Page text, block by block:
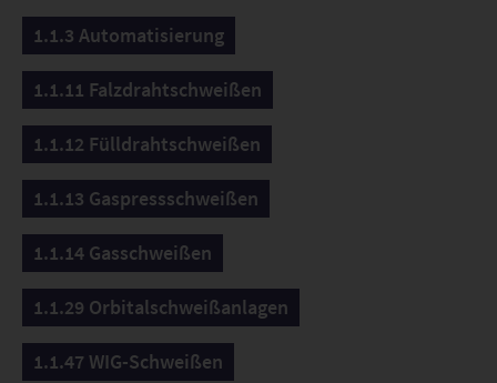
1.1.3 Automatisierung
1.1.11 Falzdrahtschweißen
1.1.12 Fülldrahtschweißen
1.1.13 Gaspressschweißen
1.1.14 Gasschweißen
1.1.29 Orbitalschweißanlagen
1.1.47 WIG-Schweißen